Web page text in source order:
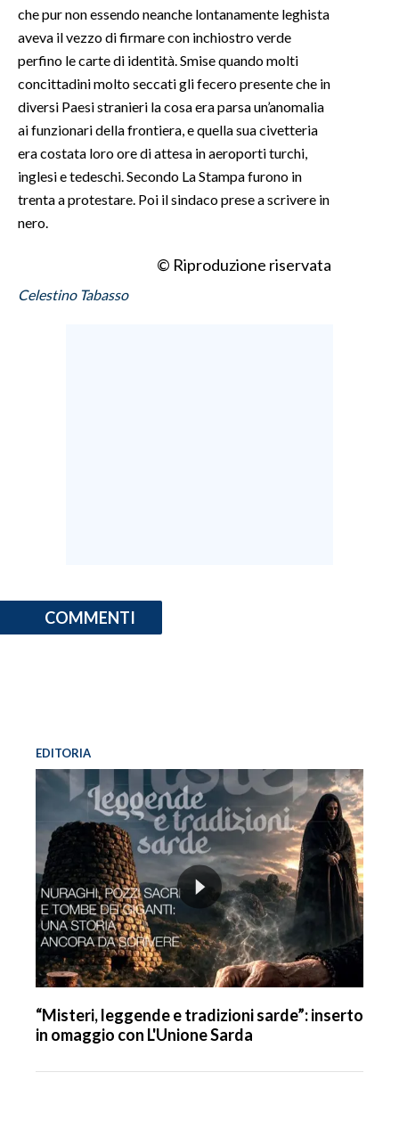
che pur non essendo neanche lontanamente leghista
aveva il vezzo di firmare con inchiostro verde
perfino le carte di identità. Smise quando molti
concittadini molto seccati gli fecero presente che in
diversi Paesi stranieri la cosa era parsa un’anomalia
ai funzionari della frontiera, e quella sua civetteria
era costata loro ore di attesa in aeroporti turchi,
inglesi e tedeschi. Secondo La Stampa furono in
trenta a protestare. Poi il sindaco prese a scrivere in
nero.
© Riproduzione riservata
Celestino Tabasso
COMMENTI
EDITORIA
“Misteri, leggende e tradizioni sarde”: inserto
in omaggio con L'Unione Sarda